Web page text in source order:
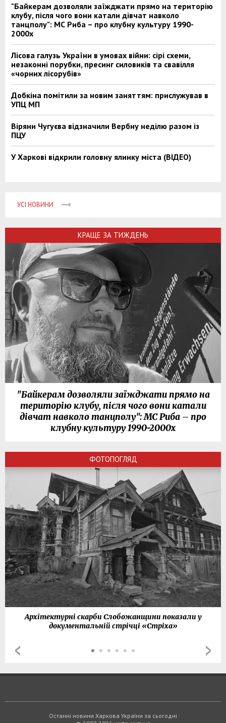
"Байкерам дозволяли заїжджати прямо на територію
клубу, після чого вони катали дівчат навколо
танцполу": МС Риба – про клубну культуру 1990-
2000х
Лісова галузь України в умовах війни: сірі схеми,
незаконні порубки, пресинг силовиків та свавілля
«чорних лісорубів»
Добкіна помітили за новим заняттям: прислужував в
УПЦ МП
Віряни Чугуєва відзначили Вербну неділю разом із
ПЦУ
У Харкові відкрили головну ялинку міста (ВІДЕО)
УСІ НОВИНИ
КРАЩЕ ЗА ТИЖДЕНЬ
"Байкерам дозволяли заїжджати прямо на
територію клубу, після чого вони катали
дівчат навколо танцполу": МС Риба – про
клубну культуру 1990-2000х
ФОТОПОГЛЯД
Архітектурні скарби Слобожанщини показали у
документальній стрічці «Стріха»
Останні новини Харкова України за сьогодні